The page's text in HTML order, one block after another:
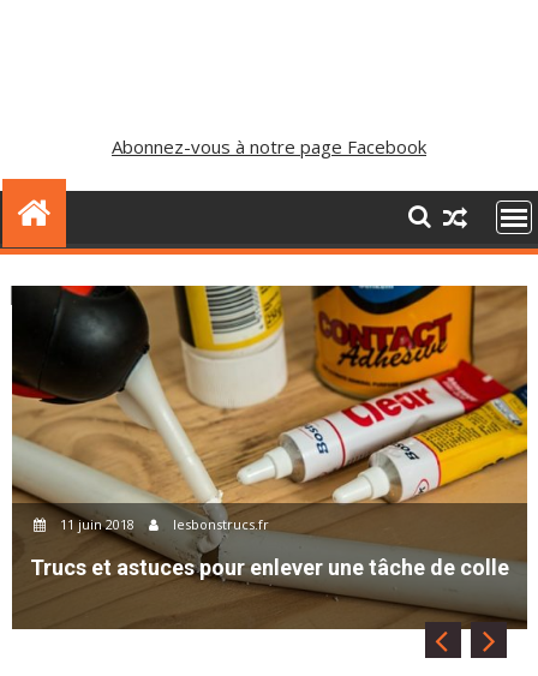
Abonnez-vous à notre page Facebook
11 juin 2018 lesbonstrucs.fr
Trucs et astuces pour enlever une tâche de colle